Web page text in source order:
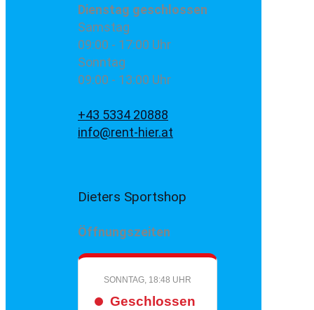
Dienstag geschlossen
Samstag
09:00 - 17:00 Uhr
Sonntag
09:00 - 13:00 Uhr
+43 5334 20888
info@rent-hier.at
Dieters Sportshop
Öffnungszeiten
SONNTAG, 18:48 UHR
Geschlossen